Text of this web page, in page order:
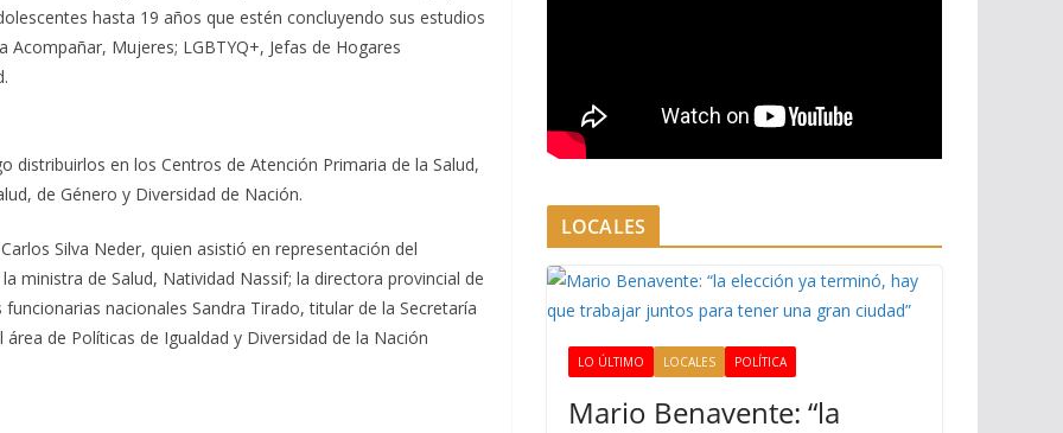
hasta 19 años que estén concluyendo sus estudios
Mujeres; LGBTYQ+, Jefas de Hogares
distribuirlos en los Centros de Atención Primaria de la Salud,
de Género y Diversidad de Nación.
Silva Neder, quien asistió en representación del
ministra de Salud, Natividad Nassif; la directora provincial de
nacionales Sandra Tirado, titular de la Secretaría
de Políticas de Igualdad y Diversidad de la Nación
LOCALES
LO ÚLTIMO LOCALES POLÍTICA
Mario Benavente: “la